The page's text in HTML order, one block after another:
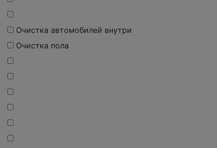
Очистка автомобилей внутри
Очистка пола